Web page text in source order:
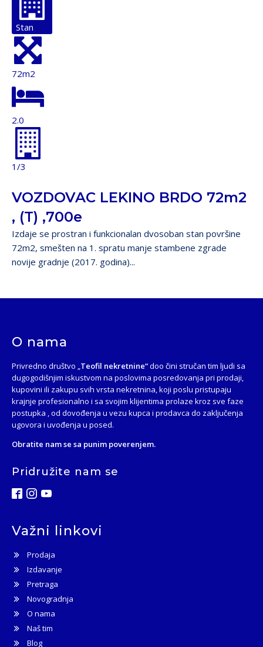
Stan
72m2
2.0
1/3
VOZDOVAC LEKINO BRDO 72m2
, (T) ,700e
Izdaje se prostran i funkcionalan dvosoban stan površine
72m2, smešten na 1. spratu manje stambene zgrade
novije gradnje (2017. godina)...
O nama
Privredno društvo „Teofil nekretnine“doo čini stručan tim ljudi sa
dugogodišnjim iskustvom na poslovima posredovanja pri prodaji,
kupovini ili zakupu svih vrsta nekretnina, koji poslu pristupaju
krajnje profesionalno i sa svojim klijentima prolaze kroz sve faze
postupka , od dovođenja u vezu kupca i prodavca do zaključenja
ugovora i uvođenja u posed.
Obratite nam se sa punim poverenjem.
Pridružite nam se
Važni linkovi
Prodaja
Izdavanje
Pretraga
Novogradnja
O nama
Naš tim
Blog